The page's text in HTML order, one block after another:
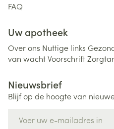
FAQ
Uw apotheek
Over ons Nuttige links
van wachtVoorschrift
Nieuwsbrief
Blijf op de hoogte van